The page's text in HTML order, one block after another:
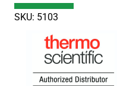
SKU: 5103